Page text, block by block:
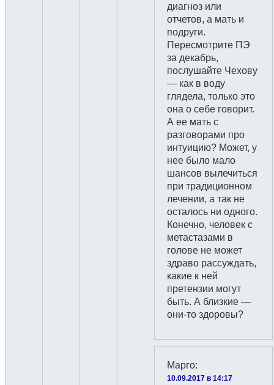
диагноз или
отчетов, а мать и
подруги.
Пересмотрите ПЭ
за декабрь,
послушайте Чехову
— как в воду
глядела, только это
она о себе говорит.
А ее мать с
разговорами про
интуицию? Может, у
нее было мало
шансов вылечиться
при традиционном
лечении, а так не
осталось ни одного.
Конечно, человек с
метастазами в
голове не может
здраво рассуждать,
какие к ней
претензии могут
быть. А близкие —
они-то здоровы?
Марго:
10.09.2017 в 14:17